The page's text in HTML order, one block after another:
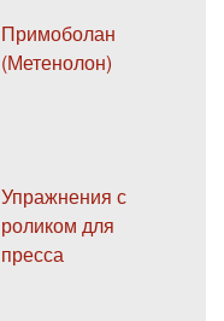
Примоболан
(Метенолон)
Упражнения с
роликом для
пресса